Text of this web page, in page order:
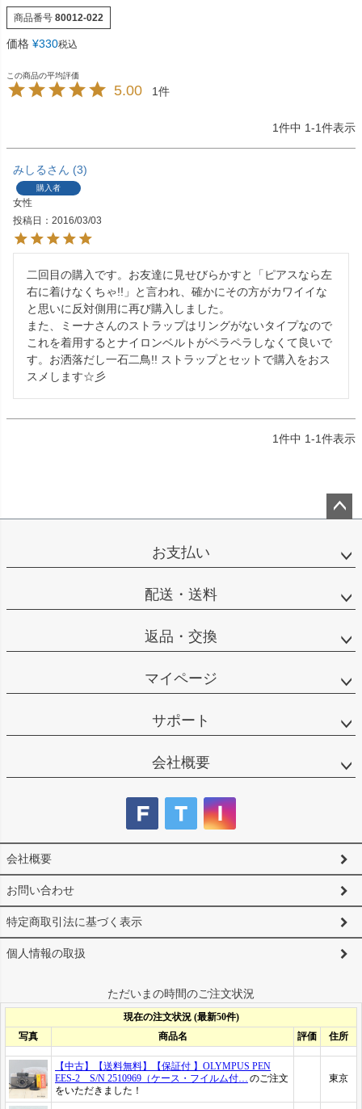
商品番号 80012-022
価格 ¥330税込
5.00 1
1件中 1-1件表示
みしる 3
購入者
女性
投稿日
2016/03/03
二回目の購入です。お友達に見せびらかすと「ピアスなら左
右に着けなくちゃ!!」と言われ、確かにその方がカワイイな
と思いに反対側用に再び購入しました。
また、ミーナさんのストラップはリングがないタイプなので
これを着用するとナイロンベルトがペラペラしなくて良いで
す。お洒落だし一石二鳥!! ストラップとセットで購入をおス
スメします☆彡
1件中 1-1件表示
ップ
お支払い
配送・送料
返品・交換
マイページ
サポート
会社概要
会社概要
お問い合わせ
特定商取引法に基づく表示
個人情報の取扱
ただいまの時間のご注文状況